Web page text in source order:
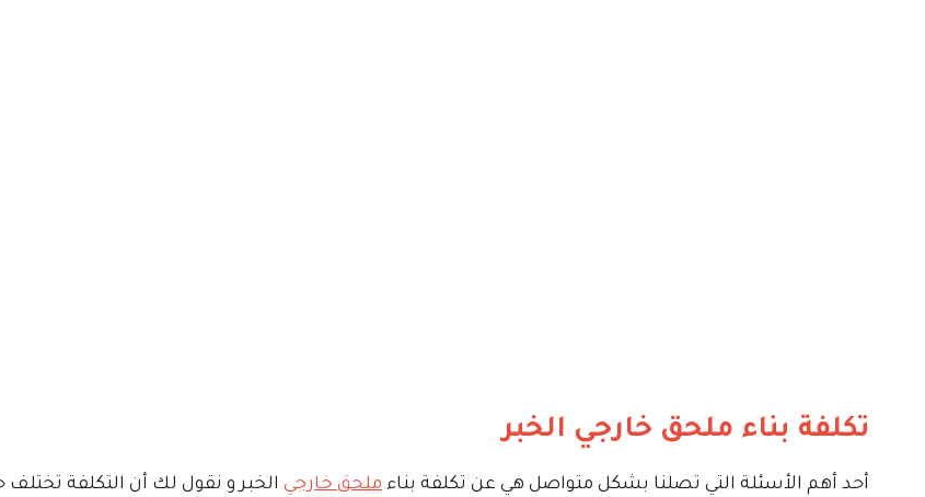
تكلفة بناء ملحق خارجي الخبر
أحد أهم الأسئلة التي تصلنا بشكل متواصل هي عن تكلفة بناء ملحق خارجي الخبر و نقول لك أن التكلفة